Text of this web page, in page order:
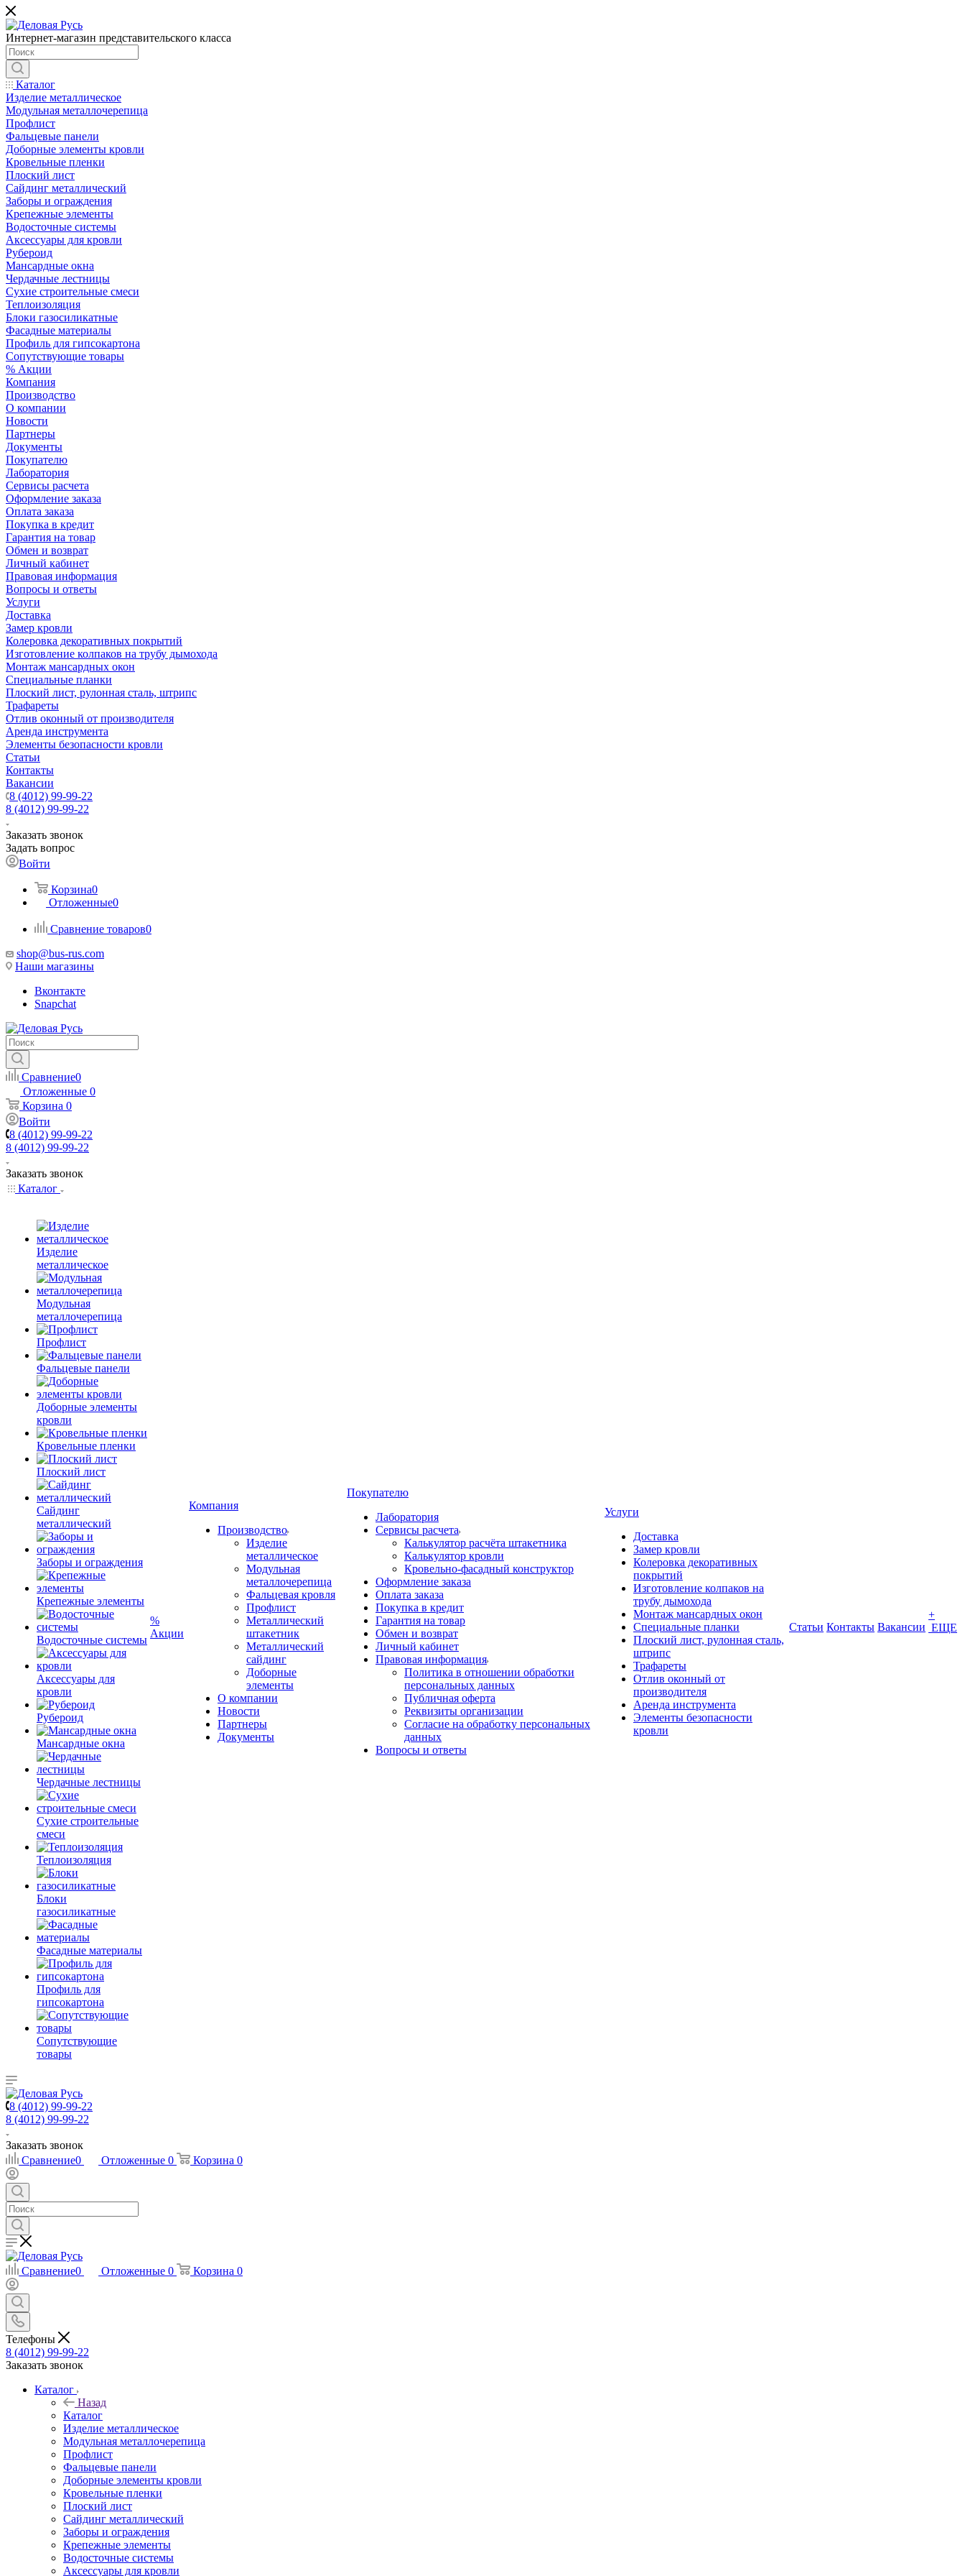
Интернет-магазин представительского класса
Каталог
Изделие металлическое
Модульная металлочерепица
Профлист
Фальцевые панели
Доборные элементы кровли
Кровельные пленки
Плоский лист
Сайдинг металлический
Заборы и ограждения
Крепежные элементы
Водосточные системы
Аксессуары для кровли
Рубероид
Мансардные окна
Чердачные лестницы
Сухие строительные смеси
Теплоизоляция
Блоки газосиликатные
Фасадные материалы
Профиль для гипсокартона
Сопутствующие товары
% Акции
Компания
Производство
О компании
Новости
Партнеры
Документы
Покупателю
Лаборатория
Сервисы расчета
Оформление заказа
Оплата заказа
Покупка в кредит
Гарантия на товар
Обмен и возврат
Личный кабинет
Правовая информация
Вопросы и ответы
Услуги
Доставка
Замер кровли
Колеровка декоративных покрытий
Изготовление колпаков на трубу дымохода
Монтаж мансардных окон
Специальные планки
Плоский лист, рулонная сталь, штрипс
Трафареты
Отлив оконный от производителя
Аренда инструмента
Элементы безопасности кровли
Статьи
Контакты
Вакансии
8 (4012) 99-99-22
8 (4012) 99-99-22
Заказать звонок
Задать вопрос
Войти
Корзина0
Отложенные0
Сравнение товаров0
shop@bus-rus.com
Наши магазины
Вконтакте
Snapchat
Сравнение0
Отложенные 0
Корзина 0
Войти
8 (4012) 99-99-22
8 (4012) 99-99-22
Заказать звонок
Каталог
Изделие
металлическое
Модульная
металлочерепица
Профлист
Фальцевые панели
Доборные элементы
кровли
Кровельные пленки
Плоский лист
Сайдинг
металлический
Заборы и ограждения
Крепежные элементы
Водосточные системы
Аксессуары для
кровли
Рубероид
Мансардные окна
Чердачные лестницы
Сухие строительные
смеси
Теплоизоляция
Блоки
газосиликатные
Фасадные материалы
Профиль для
гипсокартона
Сопутствующие
товары
%
Акции
Компания
Производство
Изделие
металлическое
Модульная
металлочерепица
Фальцевая кровля
Профлист
Металлический
штакетник
Металлический
сайдинг
Доборные
элементы
О компании
Новости
Партнеры
Документы
Покупателю
Лаборатория
Сервисы расчета
Калькулятор расчёта штакетника
Калькулятор кровли
Кровельно-фасадный конструктор
Оформление заказа
Оплата заказа
Покупка в кредит
Гарантия на товар
Обмен и возврат
Личный кабинет
Правовая информация
Политика в отношении обработки
персональных данных
Публичная оферта
Реквизиты организации
Согласие на обработку персональных
данных
Вопросы и ответы
Услуги
Доставка
Замер кровли
Колеровка декоративных
покрытий
Изготовление колпаков на
трубу дымохода
Монтаж мансардных окон
Специальные планки
Плоский лист, рулонная сталь,
штрипс
Трафареты
Отлив оконный от
производителя
Аренда инструмента
Элементы безопасности
кровли
Статьи Контакты Вакансии
+
ЕЩЕ
8 (4012) 99-99-22
8 (4012) 99-99-22
Заказать звонок
Сравнение0 Отложенные 0 Корзина 0
Сравнение0 Отложенные 0 Корзина 0
Телефоны
8 (4012) 99-99-22
Заказать звонок
Каталог
Назад
Каталог
Изделие металлическое
Модульная металлочерепица
Профлист
Фальцевые панели
Доборные элементы кровли
Кровельные пленки
Плоский лист
Сайдинг металлический
Заборы и ограждения
Крепежные элементы
Водосточные системы
Аксессуары для кровли